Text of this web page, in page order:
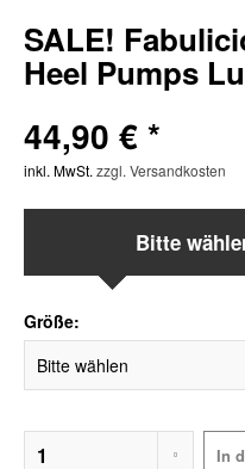
SALE!
Heel Pumps
44,90 € *
inkl. MwSt. zzgl. Versandkosten
Bitte
Größe:
In